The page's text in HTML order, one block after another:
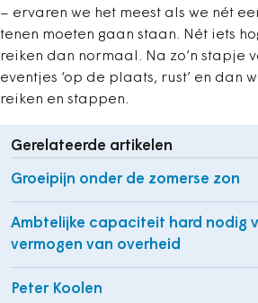
– ervaren we het meest als we nét
tenen moeten gaan staan. Nét iets
reiken dan normaal. Na zo’n stapje
eventjes ‘op de plaats, rust’ en dan
reiken en stappen.
Gerelateerde artikelen
Groeipijn onder de zomerse zon
Ambtelijke capaciteit hard nodig
vermogen van overheid
Peter Koolen